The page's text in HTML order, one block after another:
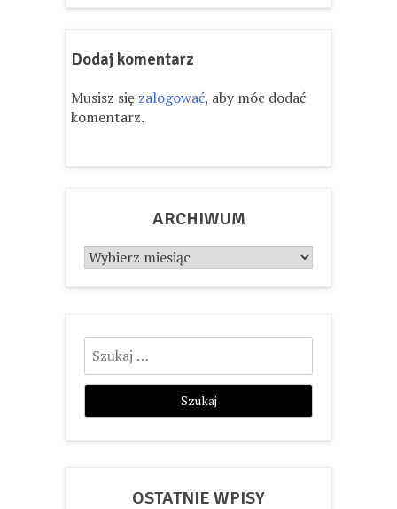
Dodaj komentarz
Musisz się zalogować, aby móc dodać
komentarz.
ARCHIWUM
Archiwum
Szukaj:
OSTATNIE WPISY